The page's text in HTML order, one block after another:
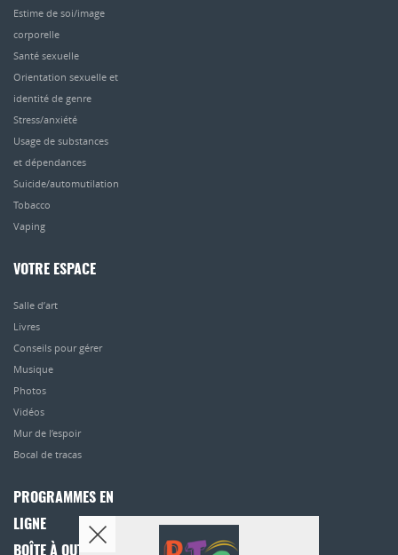
Estime de soi/image
corporelle
Santé sexuelle
Orientation sexuelle et
identité de genre
Stress/anxiété
Usage de substances
et dépendances
Suicide/automutilation
Tobacco
Vaping
VOTRE ESPACE
Salle d’art
Livres
Conseils pour gérer
Musique
Photos
Vidéos
Mur de l’espoir
Bocal de tracas
PROGRAMMES EN
LIGNE
BOÎTE À OUTILS